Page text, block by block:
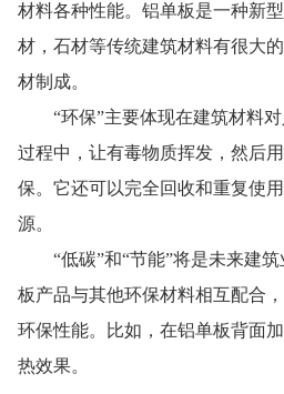
材料各种性能。铝单板是一种新
材，石材等传统建筑材料有很大
材制成。
“环保”主要体现在建筑材料对
过程中，让有毒物质挥发，然后
保。它还可以完全回收和重复使
源。
“低碳”和“节能”将是未来建筑
板产品与其他环保材料相互配合
环保性能。比如，在铝单板背面
热效果。